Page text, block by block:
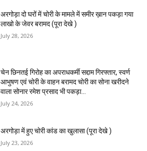
अरगोड़ा दो घरों में चोरी के मामले में समीर ख़ान पकड़ा गया
लाखो के जेवर बरामद (पूरा देखे )
July 28, 2026
चेन छिनतई गिरोह का अपराधकर्मी सद्दाम गिरफ्तार, स्वर्ण
आभुषण एवं चोरी के वाहन बरामद चोरी का सोना खरीदने
वाला सोनार रमेश प्रसाद भी पकड़ा...
July 24, 2026
अरगोड़ा में हुए चोरी कांड का खुलासा (पूरा देखे )
July 23, 2026